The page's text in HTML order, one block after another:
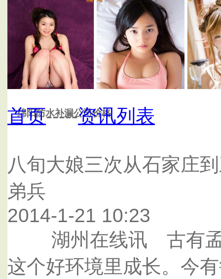
绵阳防水补漏公司价格
绵阳科茂防水补漏公司
首页-----资讯列表
八旬大娘三次从石家庄
弟兵
2014-1-21 10:23
湖州在线讯 古有孟
这个好环境里成长。今